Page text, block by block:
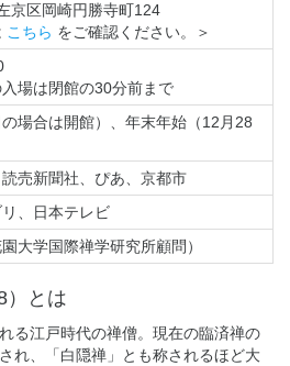
京区岡崎円勝寺町124
こちら をご確認ください。＞
場は閉館の30分前まで
場合は開館）、年末年始（12月28
売新聞社、ぴあ、京都市
、日本テレビ
大学国際禅学研究所顧問）
）とは
る江戸時代の禅僧。現在の臨済禅の
れ、「白隠禅」とも称されるほど大